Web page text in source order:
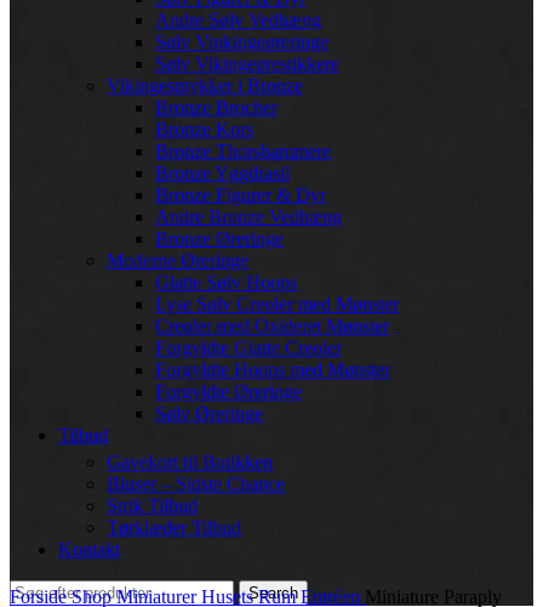
Andre Sølv Vedhæng
Sølv Vinkingeøreringe
Sølv Vikingeørestikkere
Vikingesmykker i Bronze
Bronze Brocher
Bronze Kors
Bronze Thorshammere
Bronze Yggdrasil
Bronze Figurer & Dyr
Andre Bronze Vedhæng
Bronze Øreringe
Moderne Øreringe
Glatte Sølv Hoops
Lyse Sølv Creoler med Mønster
Creoler med Oxideret Mønster
Forgyldte Glatte Creoler
Forgyldte Hoops med Mønster
Forgyldte Øreringe
Sølv Øreringe
Tilbud
Gavekort til Butikken
Bluser – Sidste Chance
Strik Tilbud
Tørklæder Tilbud
Kontakt
Search
ForsideShopMiniaturerHusets RumEntréen Miniature Paraply